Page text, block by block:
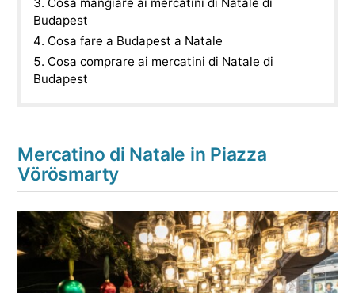
Budapest
Cosa fare a Budapest a Natale
Cosa comprare ai mercatini di Natale di
Budapest
Mercatino di Natale in Piazza
Vörösmarty